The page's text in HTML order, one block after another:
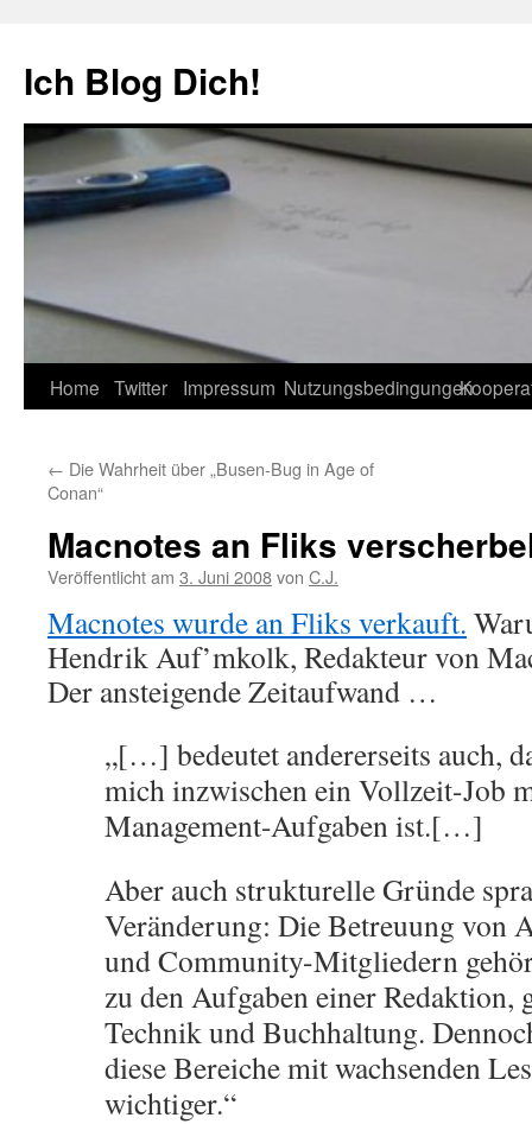
springen
Ich Blog Dich!
Home Twitter Impressum Nutzungsbedingungen
← Die Wahrheit über „Busen-Bug in Age of
Conan“
Macnotes an Fliks
Veröffentlicht am 3. Juni 2008von C.J.
Macnotes wurde an Fliks verkauft.
Hendrik Auf’mkolk, Redakteur von
Der ansteigende Zeitaufwand …
„[…] bedeutet andererseits auch,
mich inzwischen ein Vollzeit-Job
Management-Aufgaben ist.[…]
Aber auch strukturelle Gründe
Veränderung: Die Betreuung von
und Community-Mitgliedern
zu den Aufgaben einer Redaktion,
Technik und Buchhaltung.
diese Bereiche mit wachsenden
wichtiger.“